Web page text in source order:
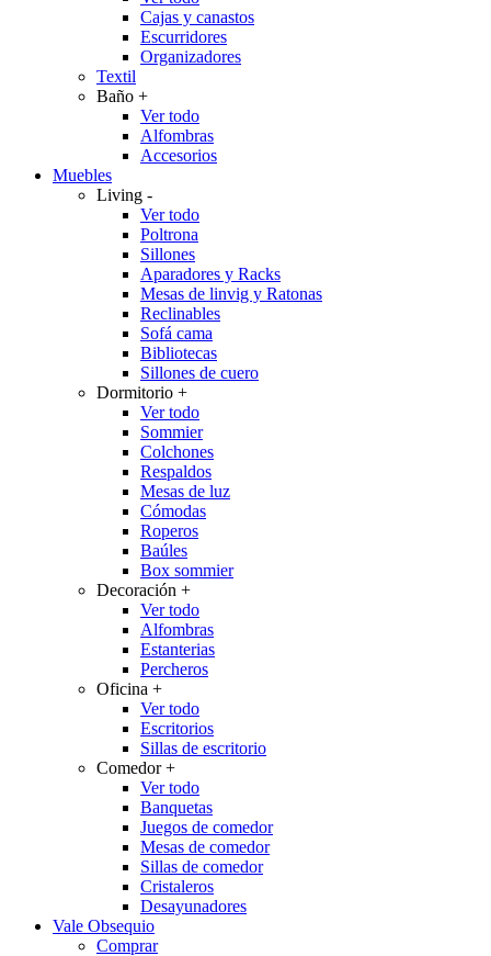
Cajas y canastos
Escurridores
Organizadores
Textil
Baño +
Ver todo
Alfombras
Accesorios
Muebles
Living -
Ver todo
Poltrona
Sillones
Aparadores y Racks
Mesas de linvig y Ratonas
Reclinables
Sofá cama
Bibliotecas
Sillones de cuero
Dormitorio +
Ver todo
Sommier
Colchones
Respaldos
Mesas de luz
Cómodas
Roperos
Baúles
Box sommier
Decoración +
Ver todo
Alfombras
Estanterias
Percheros
Oficina +
Ver todo
Escritorios
Sillas de escritorio
Comedor+
Ver todo
Banquetas
Juegos de comedor
Mesas de comedor
Sillas de comedor
Cristaleros
Desayunadores
Vale Obsequio
Comprar